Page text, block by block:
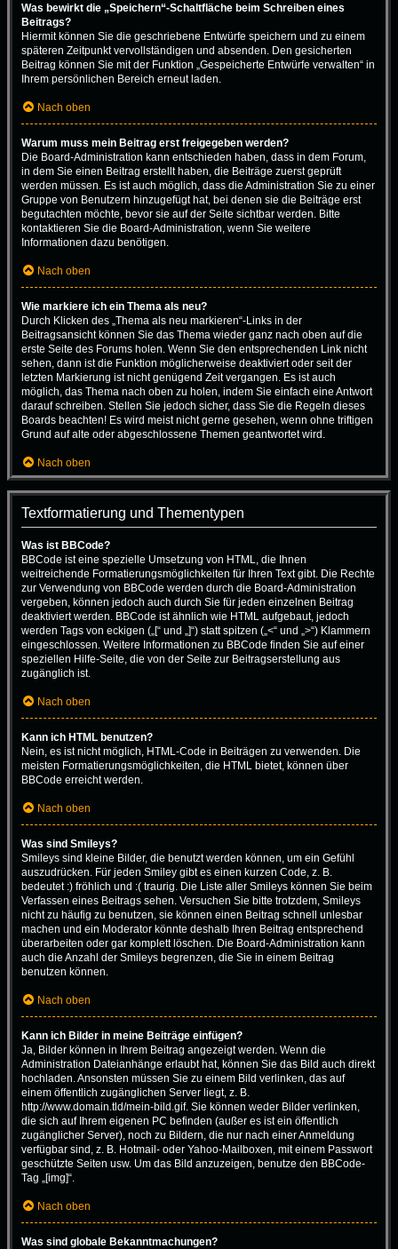
Was bewirkt die „Speichern“-Schaltfläche beim Schreiben eines
Beitrags?
Hiermit können Sie die geschriebene Entwürfe speichern und zu einem
späteren Zeitpunkt vervollständigen und absenden. Den gesicherten
Beitrag können Sie mit der Funktion „Gespeicherte Entwürfe verwalten“ in
Ihrem persönlichen Bereich erneut laden.
Nach oben
Warum muss mein Beitrag erst freigegeben werden?
Die Board-Administration kann entschieden haben, dass in dem Forum,
in dem Sie einen Beitrag erstellt haben, die Beiträge zuerst geprüft
werden müssen. Es ist auch möglich, dass die Administration Sie zu einer
Gruppe von Benutzern hinzugefügt hat, bei denen sie die Beiträge erst
begutachten möchte, bevor sie auf der Seite sichtbar werden. Bitte
kontaktieren Sie die Board-Administration, wenn Sie weitere
Informationen dazu benötigen.
Nach oben
Wie markiere ich ein Thema als neu?
Durch Klicken des „Thema als neu markieren“-Links in der
Beitragsansicht können Sie das Thema wieder ganz nach oben auf die
erste Seite des Forums holen. Wenn Sie den entsprechenden Link nicht
sehen, dann ist die Funktion möglicherweise deaktiviert oder seit der
letzten Markierung ist nicht genügend Zeit vergangen. Es ist auch
möglich, das Thema nach oben zu holen, indem Sie einfach eine Antwort
darauf schreiben. Stellen Sie jedoch sicher, dass Sie die Regeln dieses
Boards beachten! Es wird meist nicht gerne gesehen, wenn ohne triftigen
Grund auf alte oder abgeschlossene Themen geantwortet wird.
Nach oben
Textformatierung und Thementypen
Was ist BBCode?
BBCode ist eine spezielle Umsetzung von HTML, die Ihnen
weitreichende Formatierungsmöglichkeiten für Ihren Text gibt. Die Rechte
zur Verwendung von BBCode werden durch die Board-Administration
vergeben, können jedoch auch durch Sie für jeden einzelnen Beitrag
deaktiviert werden. BBCode ist ähnlich wie HTML aufgebaut, jedoch
werden Tags von eckigen („[“ und „]“) statt spitzen („<“ und „>“) Klammern
eingeschlossen. Weitere Informationen zu BBCode finden Sie auf einer
speziellen Hilfe-Seite, die von der Seite zur Beitragserstellung aus
zugänglich ist.
Nach oben
Kann ich HTML benutzen?
Nein, es ist nicht möglich, HTML-Code in Beiträgen zu verwenden. Die
meisten Formatierungsmöglichkeiten, die HTML bietet, können über
BBCode erreicht werden.
Nach oben
Was sind Smileys?
Smileys sind kleine Bilder, die benutzt werden können, um ein Gefühl
auszudrücken. Für jeden Smiley gibt es einen kurzen Code, z. B.
bedeutet :) fröhlich und :( traurig. Die Liste aller Smileys können Sie beim
Verfassen eines Beitrags sehen. Versuchen Sie bitte trotzdem, Smileys
nicht zu häufig zu benutzen, sie können einen Beitrag schnell unlesbar
machen und ein Moderator könnte deshalb Ihren Beitrag entsprechend
überarbeiten oder gar komplett löschen. Die Board-Administration kann
auch die Anzahl der Smileys begrenzen, die Sie in einem Beitrag
benutzen können.
Nach oben
Kann ich Bilder in meine Beiträge einfügen?
Ja, Bilder können in Ihrem Beitrag angezeigt werden. Wenn die
Administration Dateianhänge erlaubt hat, können Sie das Bild auch direkt
hochladen. Ansonsten müssen Sie zu einem Bild verlinken, das auf
einem öffentlich zugänglichen Server liegt, z. B.
http://www.domain.tld/mein-bild.gif. Sie können weder Bilder verlinken,
die sich auf Ihrem eigenen PC befinden (außer es ist ein öffentlich
zugänglicher Server), noch zu Bildern, die nur nach einer Anmeldung
verfügbar sind, z. B. Hotmail- oder Yahoo-Mailboxen, mit einem Passwort
geschützte Seiten usw. Um das Bild anzuzeigen, benutze den BBCode-
Tag „[img]“.
Nach oben
Was sind globale Bekanntmachungen?